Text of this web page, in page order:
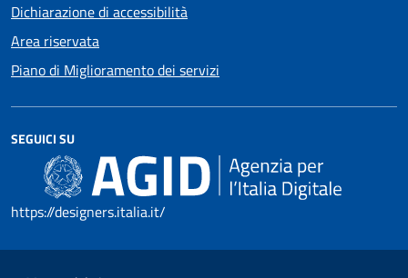
Dichiarazione di accessibilità
Area riservata
Piano di Miglioramento dei servizi
SEGUICI SU
https://designers.italia.it/